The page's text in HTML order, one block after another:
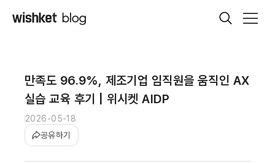
만족도 96.9%, 제조기업 임직원을 움직인 AX
실습 교육 후기 | 위시켓 AIDP
2026-05-18
공유하기